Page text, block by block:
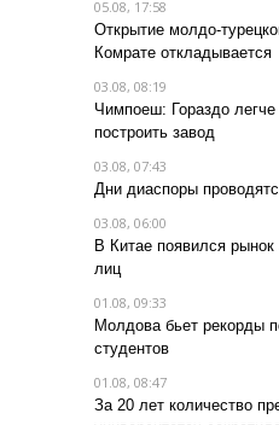
05.08, 17:58
Открытие молдо-
Комрате откладывается
03.08, 08:19
Чимпоеш: Гораздо
построить завод
03.08, 07:43
Дни диаспоры
03.08, 06:00
В Китае появился
лиц
01.08, 09:33
Молдова бьет рекорды
студентов
01.08, 08:47
За 20 лет количество